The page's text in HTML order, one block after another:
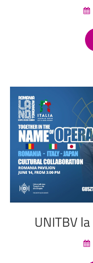
UNITBV la